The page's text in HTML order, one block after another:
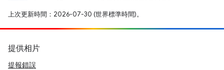
上次更新時間：2026-07-30 (世界標準時間)。
提供相片
提報錯誤